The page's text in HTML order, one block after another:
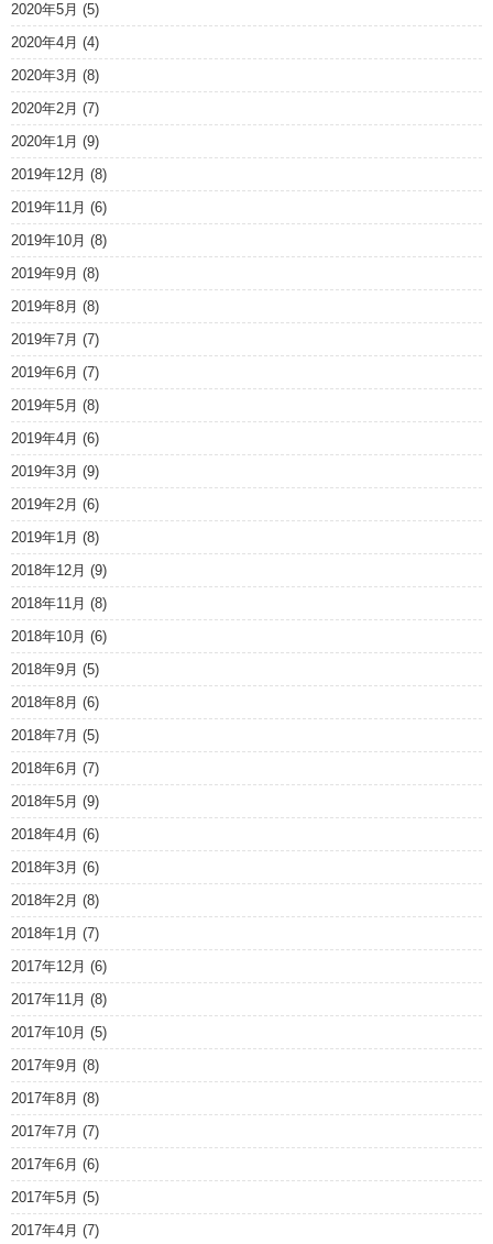
2020年5月 (5)
2020年4月 (4)
2020年3月 (8)
2020年2月 (7)
2020年1月 (9)
2019年12月 (8)
2019年11月 (6)
2019年10月 (8)
2019年9月 (8)
2019年8月 (8)
2019年7月 (7)
2019年6月 (7)
2019年5月 (8)
2019年4月 (6)
2019年3月 (9)
2019年2月 (6)
2019年1月 (8)
2018年12月 (9)
2018年11月 (8)
2018年10月 (6)
2018年9月 (5)
2018年8月 (6)
2018年7月 (5)
2018年6月 (7)
2018年5月 (9)
2018年4月 (6)
2018年3月 (6)
2018年2月 (8)
2018年1月 (7)
2017年12月 (6)
2017年11月 (8)
2017年10月 (5)
2017年9月 (8)
2017年8月 (8)
2017年7月 (7)
2017年6月 (6)
2017年5月 (5)
2017年4月 (7)